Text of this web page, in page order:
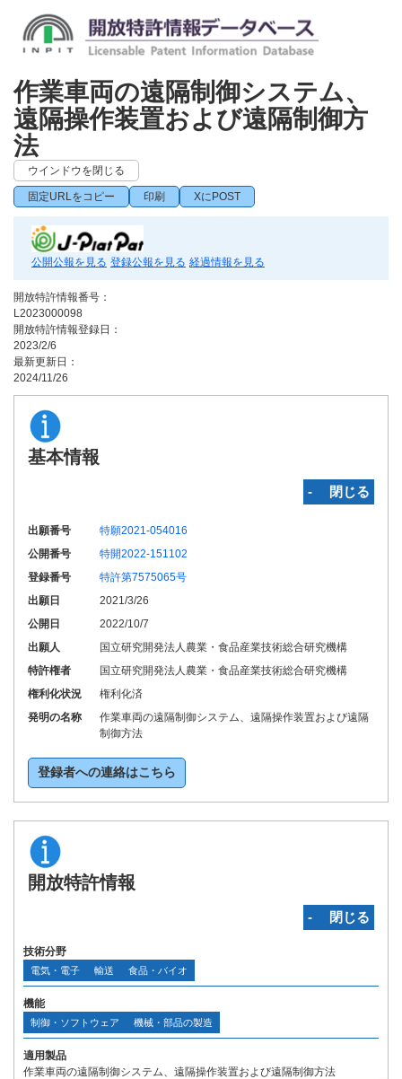
作業車両の遠隔制御システム、
遠隔操作装置および遠隔制御方
法
ウインドウを閉じる
固定URLをコピー 印刷 XにPOST
公開公報を見る 登録公報を見る 経過情報を見る
開放特許情報番号：
L2023000098
開放特許情報登録日：
2023/2/6
最新更新日：
2024/11/26
基本情報
‐ 閉じる
出願番号
特願2021-054016
公開番号
特開2022-151102
登録番号
特許第7575065号
出願日
2021/3/26
公開日
2022/10/7
出願人
国立研究開発法人農業・食品産業技術総合研究機構
特許権者
国立研究開発法人農業・食品産業技術総合研究機構
権利化状況
権利化済
発明の名称
作業車両の遠隔制御システム、遠隔操作装置および遠隔
制御方法
登録者への連絡はこちら
開放特許情報
‐ 閉じる
技術分野
電気・電子 輸送 食品・バイオ
機能
制御・ソフトウェア 機械・部品の製造
適用製品
作業車両の遠隔制御システム、遠隔操作装置および遠隔制御方法